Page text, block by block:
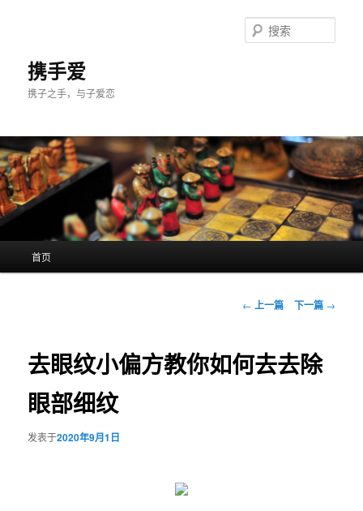
携手爱
携子之手，与子爱恋
索
首页
文
航
← 上一篇 下一篇 →
去眼纹小偏方教你如何去去除
眼部细纹
发表于2020年9月1日